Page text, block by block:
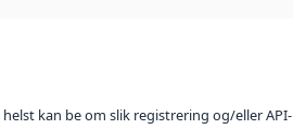
kan be om slik registrering og/eller API-